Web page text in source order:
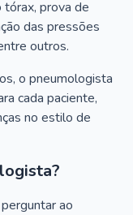
tórax, prova de
das pressões
outros.
o pneumologista
cada paciente,
no estilo de
ao